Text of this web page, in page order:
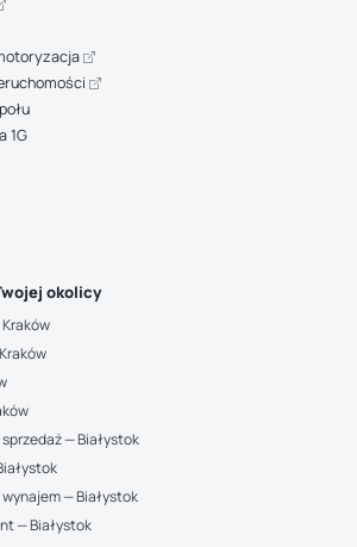
1G
okolicy
— Białystok
— Białystok
— Białystok